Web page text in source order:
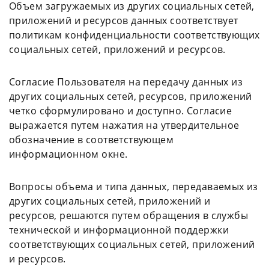
Объем загружаемых из других социальных сетей,
приложений и ресурсов данных соответствует
политикам конфиденциальности соответствующих
социальных сетей, приложений и ресурсов.
Согласие Пользователя на передачу данных из
других социальных сетей, ресурсов, приложений
четко сформулировано и доступно. Согласие
выражается путем нажатия на утвердительное
обозначение в соответствующем
информационном окне.
Вопросы объема и типа данных, передаваемых из
других социальных сетей, приложений и
ресурсов, решаются путем обращения в службы
технической и информационной поддержки
соответствующих социальных сетей, приложений
и ресурсов.